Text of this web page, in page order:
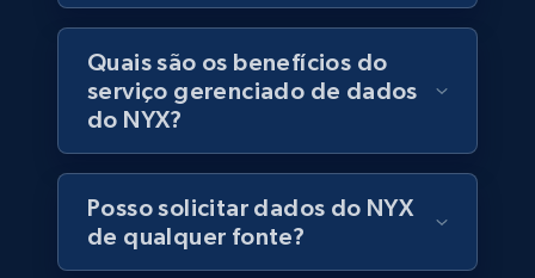
Companies information enriched dataset
URL, ID lc, Name lc, Country code lc, Locations
lc, Followers lc, Employees in linkedin lc, About
lc, and more.
Business Enriquecido
Quais são os benefícios do
serviço gerenciado de dados
do NYX?
Posso solicitar dados do NYX
de qualquer fonte?